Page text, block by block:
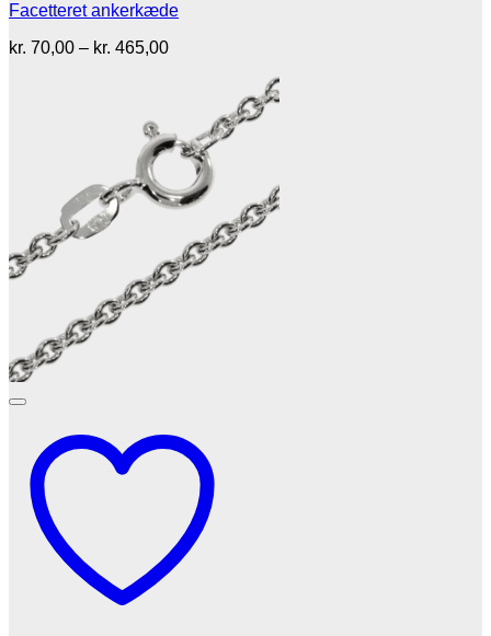
Facetteret ankerkæde
kr. 70,00 – kr. 465,00Prisinterval:
kr. 465,00